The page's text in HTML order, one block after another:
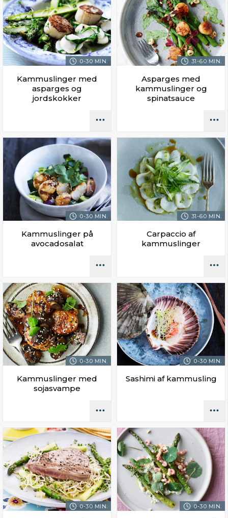
0-30 MIN.
Kammuslinger med
asparges og
jordskokker
31-60 MIN.
Asparges med
kammuslinger og
spinatsauce
0-30 MIN.
Kammuslinger på
avocadosalat
31-60 MIN.
Carpaccio af
kammuslinger
0-30 MIN.
Kammuslinger med
sojasvampe
0-30 MIN.
Sashimi af kammusling
0-30 MIN. 0-30 MIN.